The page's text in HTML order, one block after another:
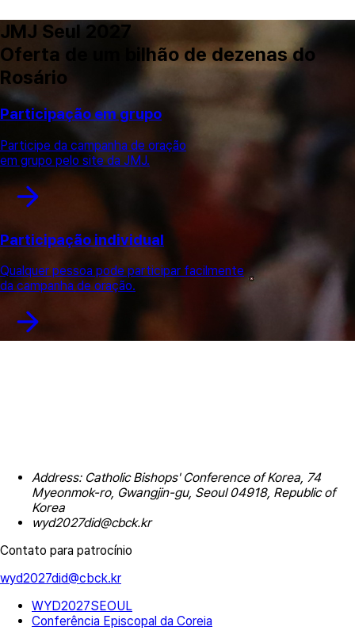
JMJ Seul 2027
Oferta de um bilhão de dezenas do
Rosário
Participação em grupo
Participe da campanha de oração
em grupo pelo site da JMJ.
Participação individual
Qualquer pessoa pode participar facilmente
da campanha de oração.
Address: Catholic Bishops' Conference of Korea, 74
Myeonmok-ro, Gwangjin-gu, Seoul 04918, Republic of
Korea
wyd2027did@cbck.kr
Contato para patrocínio
wyd2027did@cbck.kr
WYD2027SEOUL
Conferência Episcopal da Coreia